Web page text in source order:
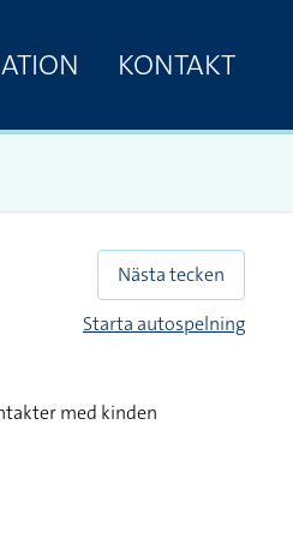
KONTAKT
Nästa tecken
Starta autospelning
med kinden